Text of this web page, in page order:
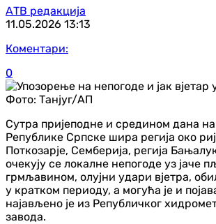
АТВ редакција
11.05.2026 13:13
Коментари:
0
Фото: Танјуг/АП
Сутра пријеподне и средином дана на
Републике Српске шира регија око
Поткозарје, Семберија, регија
очекују се локалне непогоде уз јаче
грмљавином, олујни удари вјетра,
у кратком периоду, а могућа је и
најављено је из Републичког
завода.